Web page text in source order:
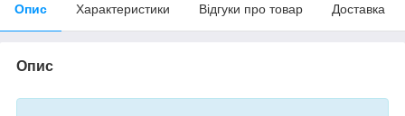
Опис Характеристики Відгуки про товар Доставка
Опис